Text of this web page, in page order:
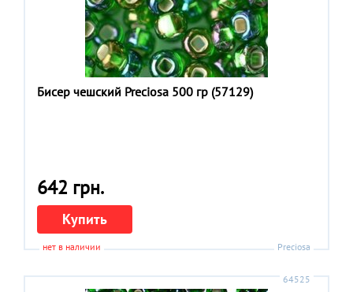
Бисер чешский Preciosa 500 гр (57129)
642 грн.
Купить
нет в наличии Preciosa
64525